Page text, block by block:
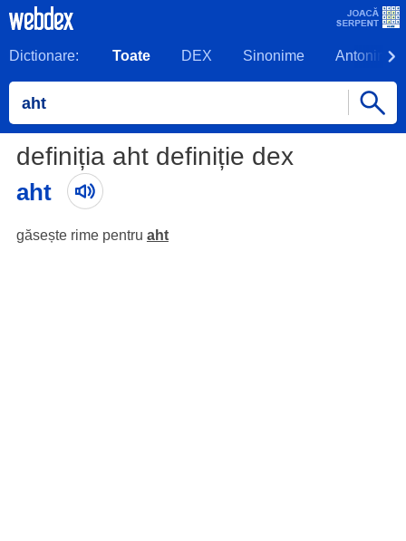
Dictionare: Toate DEX Sinonime Antonime
definiția aht definiție dex
aht
găsește rime pentru aht